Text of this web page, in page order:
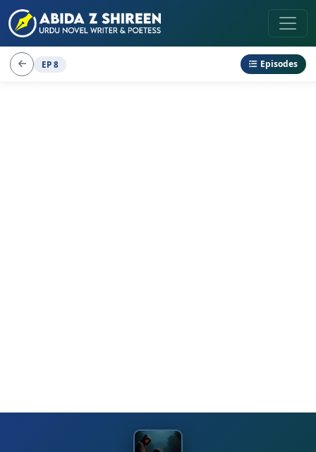
EP 8 Episodes